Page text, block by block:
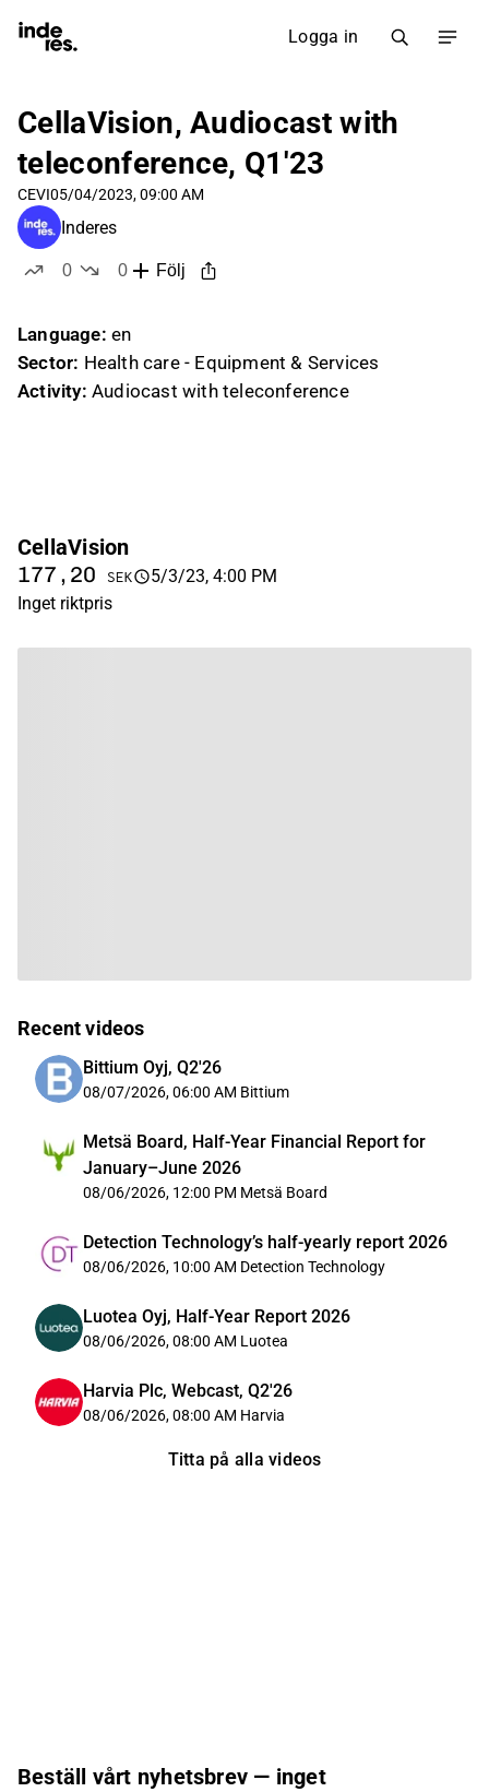
Logga in
CellaVision, Audiocast with
teleconference, Q1'23
CEVI05/04/2023, 09:00 AM
Inderes
0
0
Följ
Language: en
Sector: Health care - Equipment & Services
Activity: Audiocast with teleconference
CellaVision
177,20 SEK
5/3/23, 4:00 PM
Inget riktpris
Recent videos
Bittium Oyj, Q2'26
08/07/2026, 06:00 AM Bittium
Metsä Board, Half-Year Financial Report for
January–June 2026
08/06/2026, 12:00 PM Metsä Board
Detection Technology’s half-yearly report 2026
08/06/2026, 10:00 AM Detection Technology
Luotea Oyj, Half-Year Report 2026
08/06/2026, 08:00 AM Luotea
Harvia Plc, Webcast, Q2'26
08/06/2026, 08:00 AM Harvia
Titta på alla videos
Beställ vårt nyhetsbrev — inget